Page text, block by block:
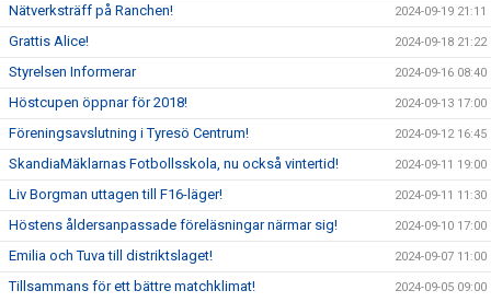
Nätverksträff på Ranchen! 2024-09-19 21:11
Grattis Alice! 2024-09-18 21:22
Styrelsen Informerar 2024-09-16 08:40
Höstcupen öppnar för 2018! 2024-09-13 17:00
Föreningsavslutning i Tyresö Centrum! 2024-09-12 16:45
SkandiaMäklarnas Fotbollsskola, nu också vintertid! 2024-09-11 19:00
Liv Borgman uttagen till F16-läger! 2024-09-11 11:30
Höstens åldersanpassade föreläsningar närmar sig! 2024-09-10 17:00
Emilia och Tuva till distriktslaget! 2024-09-07 11:00
Tillsammans för ett bättre matchklimat! 2024-09-05 09:00